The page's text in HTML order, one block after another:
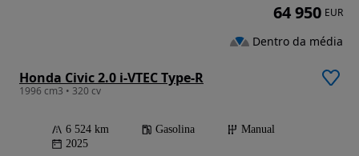
Honda Civic 2.0 i-VTEC Type-R
1996 cm3 • 320 cv
6 524 km Gasolina
Manual
2025
64 950 EUR
Dentro da média